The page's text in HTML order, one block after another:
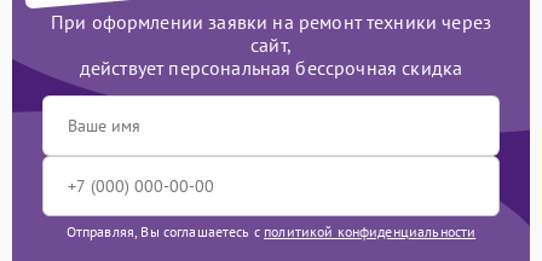
При оформлении заявки на ремонт техники через
сайт,
действует персональная бессрочная скидка
Отправляя, Вы соглашаетесь с политикой конфиденциальности